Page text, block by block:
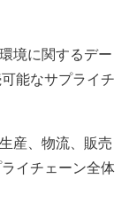
境に関するデー
能なサプライチ
産、物流、販売
イチェーン全体